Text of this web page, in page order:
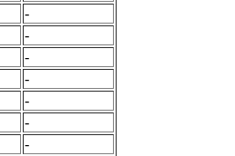
-
-
-
-
-
-
-